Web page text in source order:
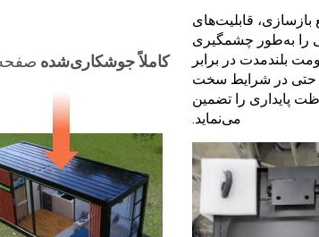
بازسازی، قابلیت‌های
را به‌طور چشمگیری
بلندمدت در برابر
و حتی در شرایط سخت
پایداری را تضمین
می‌نماید.
کاملاً جوشکاری‌شده